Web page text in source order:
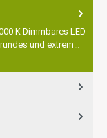
K Dimmbares LED
und extrem…